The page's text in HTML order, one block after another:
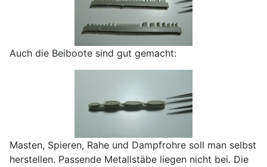
Auch die Beiboote sind gut gemacht:
Masten, Spieren, Rahe und Dampfrohre soll man selbst
herstellen. Passende Metallstäbe liegen nicht bei. Die